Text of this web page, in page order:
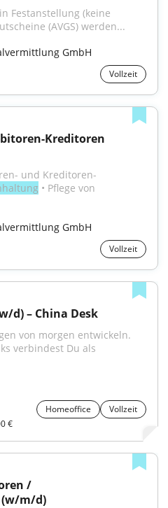
in Festanstellung (keine
(AVGS) werden...
GmbH
Vollzeit
Kreditoren
und Kreditoren-
• Pflege von
GmbH
Vollzeit
d) – China Desk
von morgen entwickeln.
Homeoffice
Vollzeit
€
/
m/d)